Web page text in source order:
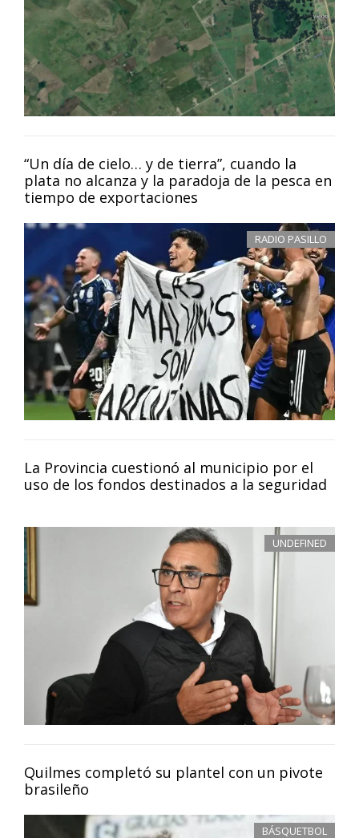
“Un día de cielo… y de tierra”, cuando la
plata no alcanza y la paradoja de la pesca en
tiempo de exportaciones
RADIO PASILLO
La Provincia cuestionó al municipio por el
uso de los fondos destinados a la seguridad
UNDEFINED
Quilmes completó su plantel con un pivote
brasileño
BÁSQUETBOL